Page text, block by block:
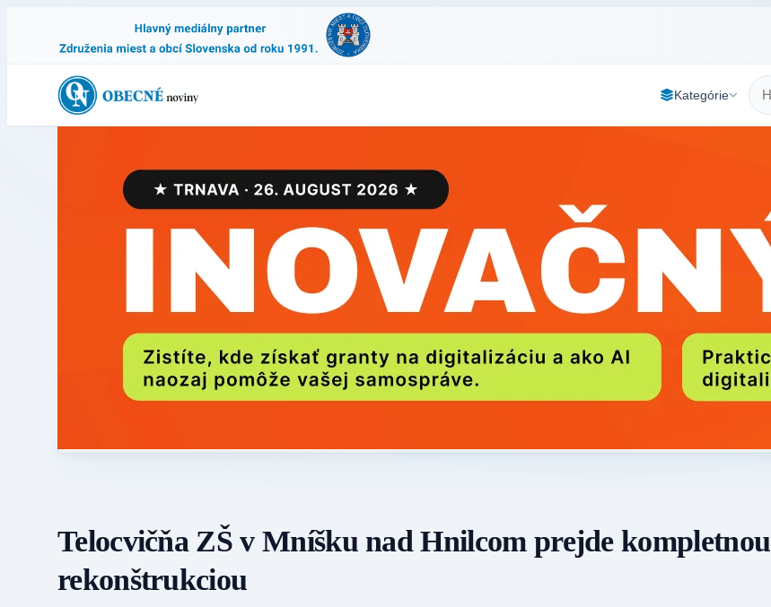
Kategórie
Telocvičňa ZŠ v Mníšku nad Hnilcom prejde kompletnou
rekonštrukciou